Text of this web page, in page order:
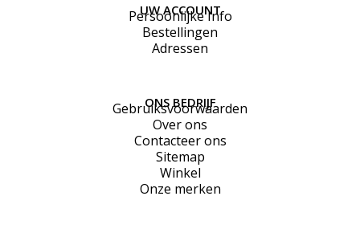
UW ACCOUNT
Persoonlijke Info
Bestellingen
Adressen
ONS BEDRIJF
Gebruiksvoorwaarden
Over ons
Contacteer ons
Sitemap
Winkel
Onze merken